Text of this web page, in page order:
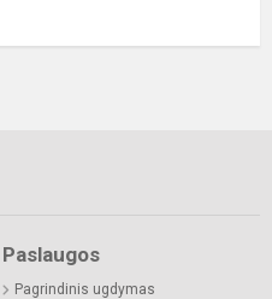
Paslaugos
Pagrindinis ugdymas